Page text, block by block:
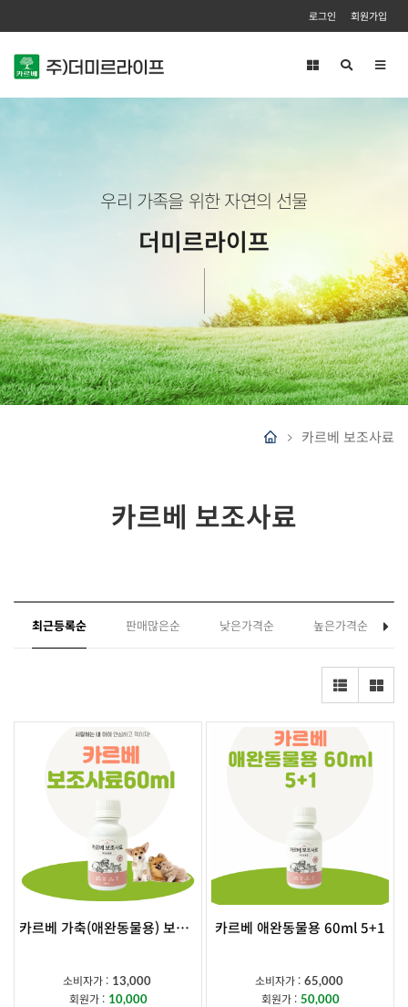
로그인 회원가입
우리 가족을 위한 자연의 선물
더미르라이프
카르베 보조사료
카르베 보조사료
최근등록순 판매많은순 낮은가격순 높은가격순
카르베 가축(애완동물용) 보조사료 60ml
소비자가 : 13,000
회원가 : 10,000
카르베 애완동물용 60ml 5+1
소비자가 : 65,000
회원가 : 50,000